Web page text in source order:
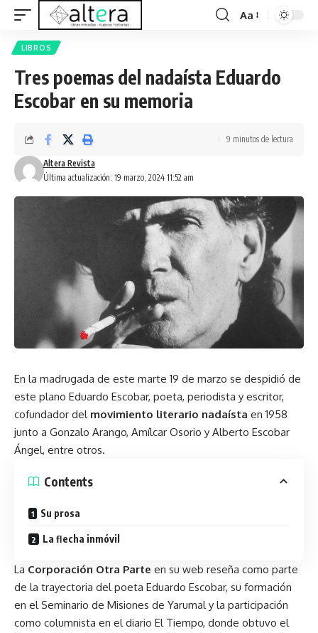
Aa
LIBROS
Tres poemas del nadaísta Eduardo
Escobar en su memoria
Última actualización: 19 marzo, 2024 11:52 am
Altera Revista
9 minutos de lectura
En la madrugada de este marte 19 de marzo se despidió de
este plano Eduardo Escobar, poeta, periodista y escritor,
cofundador del movimiento literario nadaísta en 1958
junto a Gonzalo Arango, Amílcar Osorio y Alberto Escobar
Ángel, entre otros.
Contents
Su prosa
La ﬂecha inmóvil
La Corporación Otra Parte en su web reseña como parte
de la trayectoria del poeta Eduardo Escobar, su formación
en el Seminario de Misiones de Yarumal y la participación
como columnista en el diario El Tiempo, donde obtuvo el